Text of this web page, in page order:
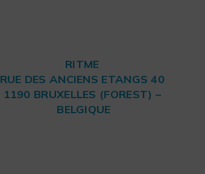
RITME
RUE DES ANCIENS ETANGS 40
1190 BRUXELLES (FOREST) –
BELGIQUE